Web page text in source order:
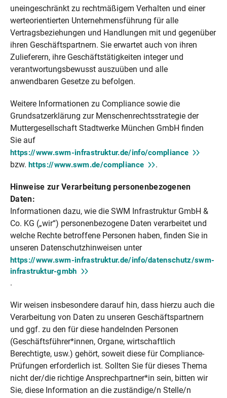
uneingeschränkt zu rechtmäßigem Verhalten und einer
werteorientierten Unternehmensführung für alle
Vertragsbeziehungen und Handlungen mit und gegenüber
ihren Geschäftspartnern. Sie erwartet auch von ihren
Zulieferern, ihre Geschäftstätigkeiten integer und
verantwortungsbewusst auszuüben und alle
anwendbaren Gesetze zu befolgen.
Weitere Informationen zu Compliance sowie die
Grundsatzerklärung zur Menschenrechtsstrategie der
Muttergesellschaft Stadtwerke München GmbH finden
Sie auf
https://www.swm-infrastruktur.de/info/compliance
bzw. https://www.swm.de/compliance .
Hinweise zur Verarbeitung personenbezogenen
Daten:
Informationen dazu, wie die SWM Infrastruktur GmbH &
Co. KG („wir“) personenbezogene Daten verarbeitet und
welche Rechte betroffene Personen haben, finden Sie in
unseren Datenschutzhinweisen unter
https://www.swm-infrastruktur.de/info/datenschutz/swm-
infrastruktur-gmbh
.
Wir weisen insbesondere darauf hin, dass hierzu auch die
Verarbeitung von Daten zu unseren Geschäftspartnern
und ggf. zu den für diese handelnden Personen
(Geschäftsführer*innen, Organe, wirtschaftlich
Berechtigte, usw.) gehört, soweit diese für Compliance-
Prüfungen erforderlich ist. Sollten Sie für dieses Thema
nicht der/die richtige Ansprechpartner*in sein, bitten wir
Sie, diese Information an die zuständige/n Stelle/n